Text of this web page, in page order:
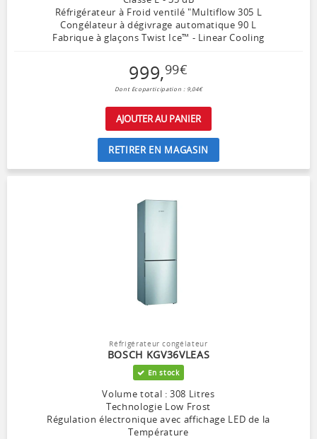
Réfrigérateur à Froid ventilé "Multiflow 305 L
Congélateur à dégivrage automatique 90 L
Fabrique à glaçons Twist Ice™ - Linear Cooling
999,99€
Dont Ecoparticipation : 9,04€
AJOUTER AU PANIER
RETIRER EN MAGASIN
Réfrigérateur congélateur
BOSCH KGV36VLEAS
En stock
Volume total : 308 Litres
Technologie Low Frost
Régulation électronique avec affichage LED de la
Température